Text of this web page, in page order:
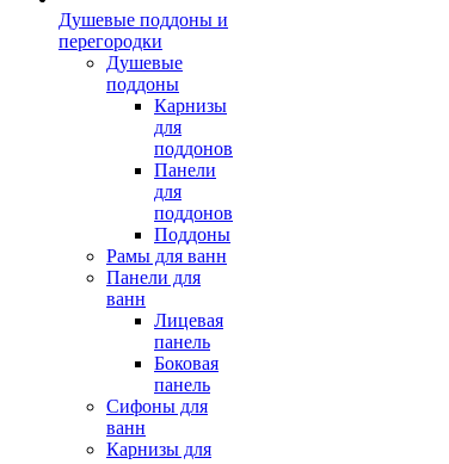
Душевые поддоны и
перегородки
Душевые
поддоны
Карнизы
для
поддонов
Панели
для
поддонов
Поддоны
Рамы для ванн
Панели для
ванн
Лицевая
панель
Боковая
панель
Сифоны для
ванн
Карнизы для